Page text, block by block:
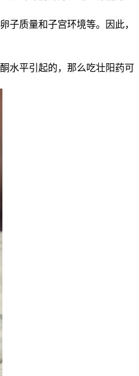
质量和子宫环境等。因此，
水平引起的，那么吃壮阳药可